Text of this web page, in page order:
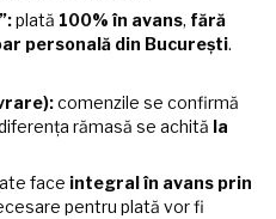
plată 100% în avans, fără
personală din București.
comenzile se confirmă
rămasă se achită la
face integral în avans prin
pentru plată vor fi